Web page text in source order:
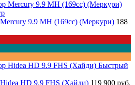
9.9 MH (169cc) (Меркури) 188
Быстрый
HD 9.9 FHS (Хайди) 119 900 руб.